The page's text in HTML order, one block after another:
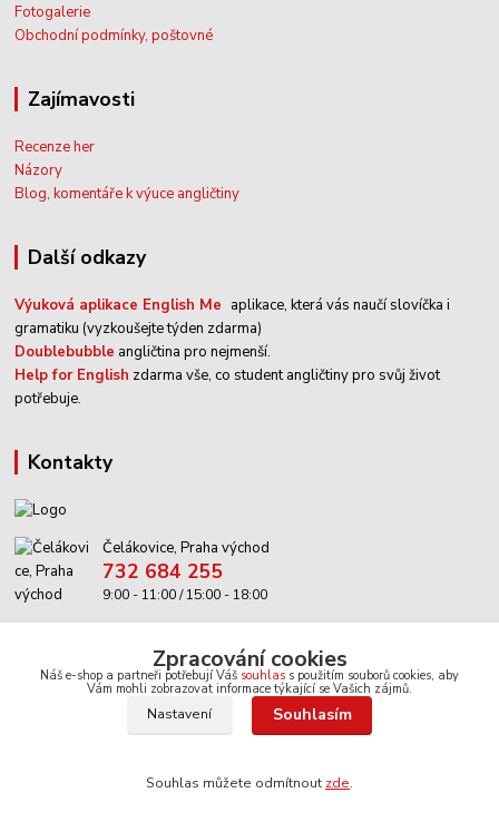
Fotogalerie
Obchodní podmínky, poštovné
Zajímavosti
Recenze her
Názory
Blog, komentáře k výuce angličtiny
Další odkazy
Výuková aplikace English Me aplikace, která vás naučí slovíčka i
gramatiku (vyzkoušejte týden zdarma)
Doublebubble angličtina pro nejmenší.
Help for English zdarma vše, co student angličtiny pro svůj život
potřebuje.
kontakty
Čelákovice, Praha východ
732 684 255
9:00 - 11:00 / 15:00 - 18:00
Angličtina - hry
Zpracování cookies
Náš e-shop a partneři potřebují Váš souhlas s použitím souborů cookies, aby
Vám mohli zobrazovat informace týkající se Vašich zájmů.
Nastavení Souhlasím
Souhlas můžete odmítnout zde.